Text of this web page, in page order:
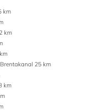
km
km
25 km
km